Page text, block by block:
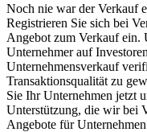
Noch nie war der Verkauf
Registrieren Sie sich bei
Angebot zum Verkauf ein.
Unternehmer auf
Unternehmensverkauf
Transaktionsqualität zu
Sie Ihr Unternehmen jetzt
Unterstützung, die wir bei
Angebote für